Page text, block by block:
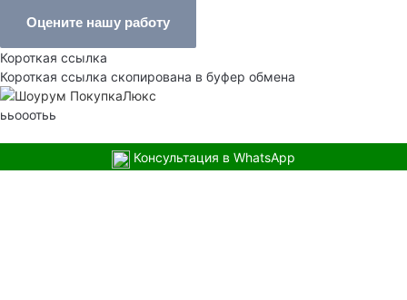
Оцените нашу работу
Короткая ссылка
Короткая ссылка скопирована в буфер обмена
ььооотьь
Консультация в WhatsApp